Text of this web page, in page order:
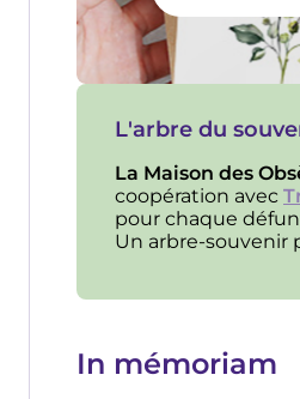
L'arbre du
La Maison des
coopération avec
pour chaque
Un arbre-souvenir
In mémoriam